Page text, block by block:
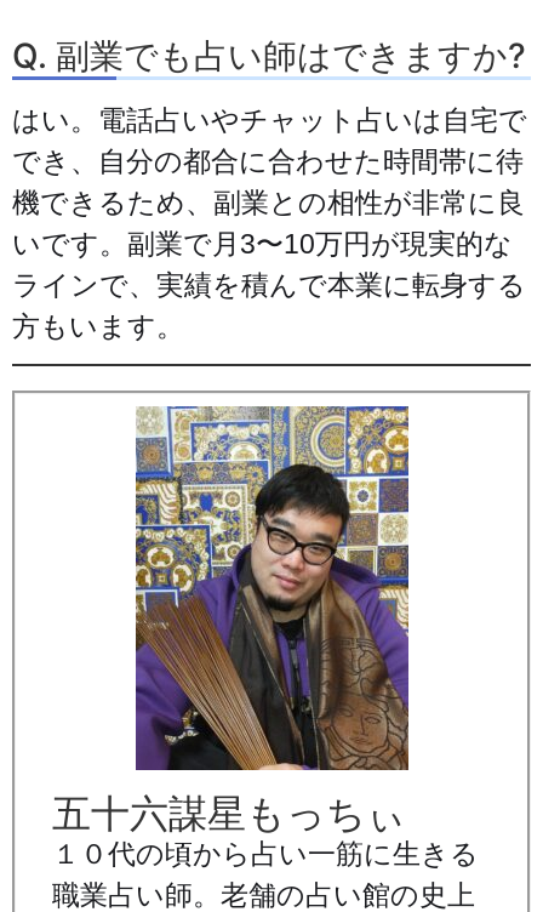
Q. 副業でも占い師はできますか?
はい。電話占いやチャット占いは自宅で
でき、自分の都合に合わせた時間帯に待
機できるため、副業との相性が非常に良
いです。副業で月3〜10万円が現実的な
ラインで、実績を積んで本業に転身する
方もいます。
五十六謀星もっちぃ
１０代の頃から占い一筋に生きる
職業占い師。老舗の占い館の史上